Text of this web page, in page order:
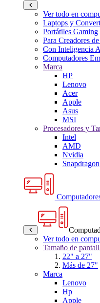
Ver todo en
Laptops y
Portátiles Gaming
Para Creadores
Con Inteligencia
Computadores
Marca
HP
Lenovo
Acer
Apple
Asus
MSI
Procesadores y
Intel
AMD
Nvidia
Snapdragon
Ver todo en
Tamaño de
22" a 27"
Más de 27"
Marca
Lenovo
Hp
Apple